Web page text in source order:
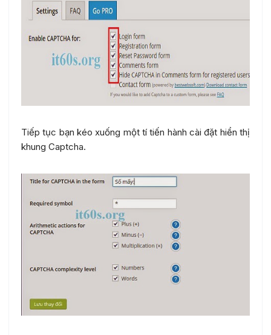
Tiếp tục bạn kéo xuống một tí tiến hành cài đặt hiển thị
khung Captcha.